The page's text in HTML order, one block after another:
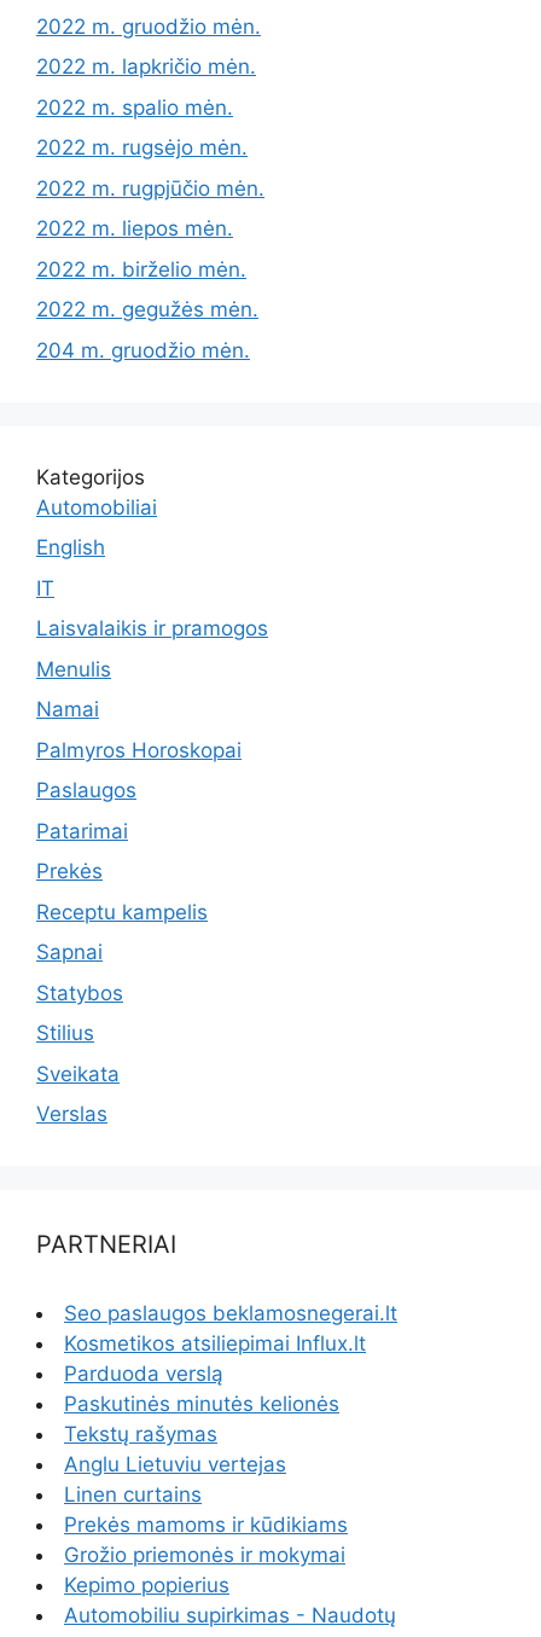
2022 m. gruodžio mėn.
2022 m. lapkričio mėn.
2022 m. spalio mėn.
2022 m. rugsėjo mėn.
2022 m. rugpjūčio mėn.
2022 m. liepos mėn.
2022 m. birželio mėn.
2022 m. gegužės mėn.
204 m. gruodžio mėn.
Kategorijos
Automobiliai
English
IT
Laisvalaikis ir pramogos
Menulis
Namai
Palmyros Horoskopai
Paslaugos
Patarimai
Prekės
Receptu kampelis
Sapnai
Statybos
Stilius
Sveikata
Verslas
PARTNERIAI
Seo paslaugos beklamosnegerai.lt
Kosmetikos atsiliepimai Influx.lt
Parduoda verslą
Paskutinės minutės kelionės
Tekstų rašymas
Anglu Lietuviu vertejas
Linen curtains
Prekės mamoms ir kūdikiams
Grožio priemonės ir mokymai
Kepimo popierius
Automobiliu supirkimas - Naudotų